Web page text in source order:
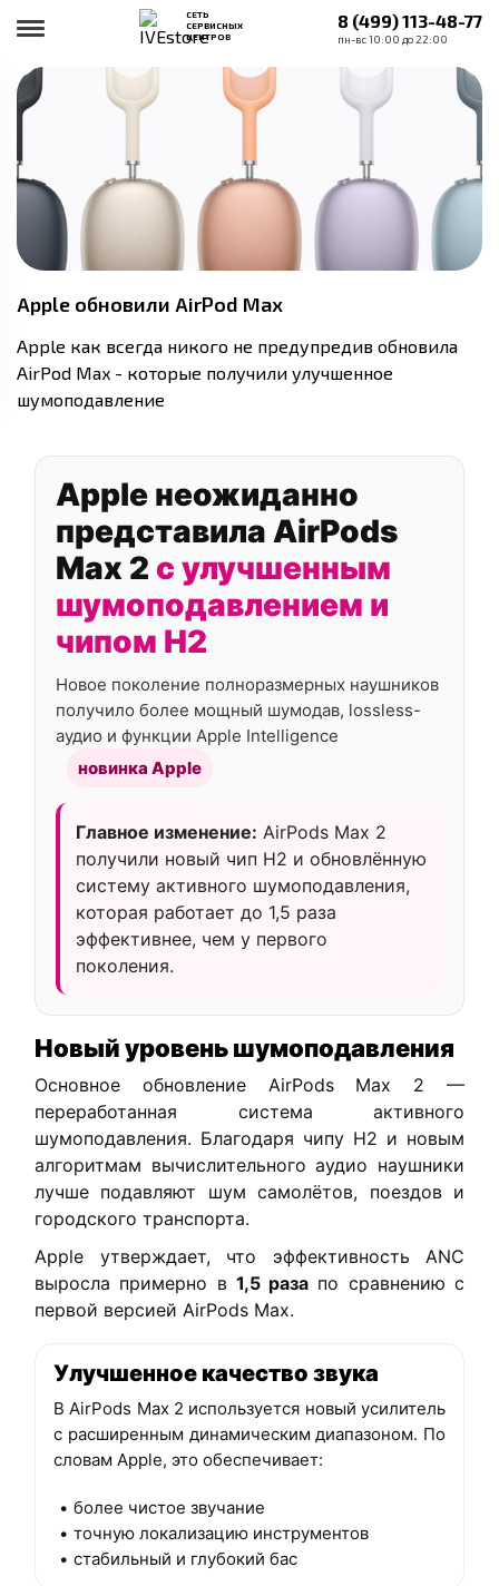
СЕТЬ
СЕРВИСНЫХ
ЦЕНТРОВ
8 (499) 113-48-77
пн-вс 10:00 до 22:00
Apple обновили AirPod Max
Apple как всегда никого не предупредив обновила
AirPod Max - которые получили улучшенное
шумоподавление
Apple неожиданно
представила AirPods
Max 2 с улучшенным
шумоподавлением и
чипом H2
Новое поколение полноразмерных наушников
получило более мощный шумодав, lossless-
аудио и функции Apple Intelligence
новинка Apple
Главное изменение: AirPods Max 2
получили новый чип H2 и обновлённую
систему активного шумоподавления,
которая работает до 1,5 раза
эффективнее, чем у первого
поколения.
Новый уровень шумоподавления
Основное обновление AirPods Max 2 —
переработанная система активного
шумоподавления. Благодаря чипу H2 и новым
алгоритмам вычислительного аудио наушники
лучше подавляют шум самолётов, поездов и
городского транспорта.
Apple утверждает, что эффективность ANC
выросла примерно в 1,5 раза по сравнению с
первой версией AirPods Max.
Улучшенное качество звука
В AirPods Max 2 используется новый усилитель
с расширенным динамическим диапазоном. По
словам Apple, это обеспечивает:
более чистое звучание
точную локализацию инструментов
стабильный и глубокий бас